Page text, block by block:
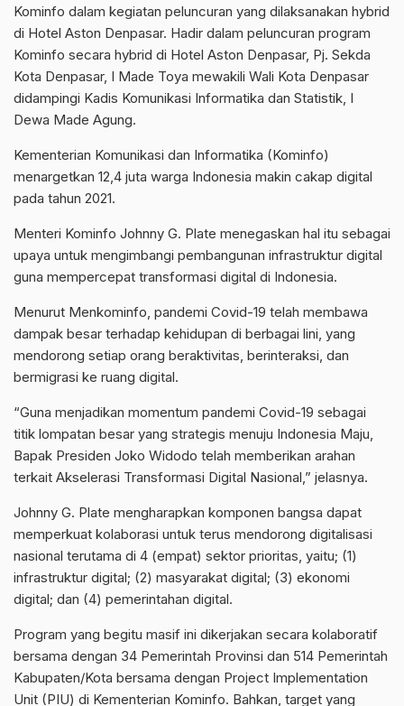
Kominfo dalam kegiatan peluncuran yang dilaksanakan hybrid
di Hotel Aston Denpasar. Hadir dalam peluncuran program
Kominfo secara hybrid di Hotel Aston Denpasar, Pj. Sekda
Kota Denpasar, I Made Toya mewakili Wali Kota Denpasar
didampingi Kadis Komunikasi Informatika dan Statistik, I
Dewa Made Agung.
Kementerian Komunikasi dan Informatika (Kominfo)
menargetkan 12,4 juta warga Indonesia makin cakap digital
pada tahun 2021.
Menteri Kominfo Johnny G. Plate menegaskan hal itu sebagai
upaya untuk mengimbangi pembangunan infrastruktur digital
guna mempercepat transformasi digital di Indonesia.
Menurut Menkominfo, pandemi Covid-19 telah membawa
dampak besar terhadap kehidupan di berbagai lini, yang
mendorong setiap orang beraktivitas, berinteraksi, dan
bermigrasi ke ruang digital.
“Guna menjadikan momentum pandemi Covid-19 sebagai
titik lompatan besar yang strategis menuju Indonesia Maju,
Bapak Presiden Joko Widodo telah memberikan arahan
terkait Akselerasi Transformasi Digital Nasional,” jelasnya.
Johnny G. Plate mengharapkan komponen bangsa dapat
memperkuat kolaborasi untuk terus mendorong digitalisasi
nasional terutama di 4 (empat) sektor prioritas, yaitu; (1)
infrastruktur digital; (2) masyarakat digital; (3) ekonomi
digital; dan (4) pemerintahan digital.
Program yang begitu masif ini dikerjakan secara kolaboratif
bersama dengan 34 Pemerintah Provinsi dan 514 Pemerintah
Kabupaten/Kota bersama dengan Project Implementation
Unit (PIU) di Kementerian Kominfo. Bahkan, target yang